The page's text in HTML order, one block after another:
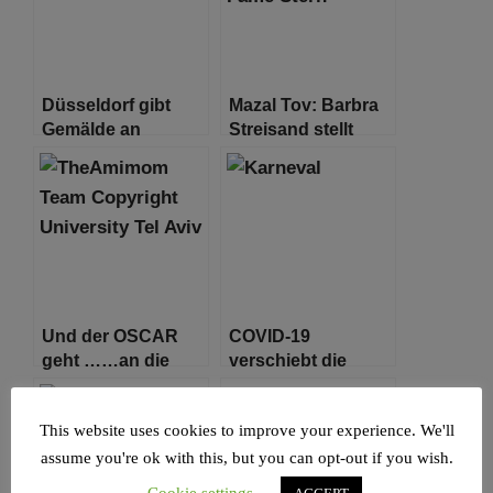
Düsseldorf gibt
Gemälde an
jüdischen Erben
zurück
Mazal Tov: Barbra
Streisand stellt
einen neuen
Rekord auf
Und der OSCAR
geht ……an die
Universität Tel Aviv
COVID-19
verschiebt die
Wiederbelebung
Karnevalstradition
This website uses cookies to improve your experience. We'll
assume you're ok with this, but you can opt-out if you wish.